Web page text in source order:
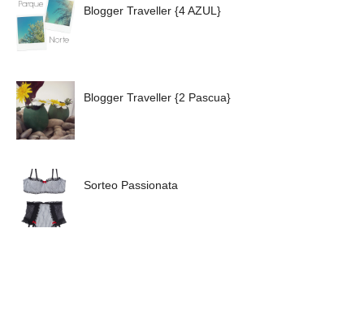
Blogger Traveller {4 AZUL}
Blogger Traveller {2 Pascua}
Sorteo Passionata